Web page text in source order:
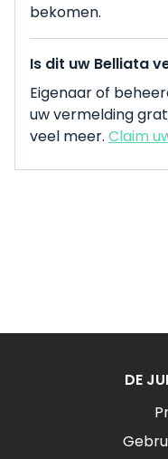
bekomen.
Is dit uw Belliata
Eigenaar of
uw vermelding
veel meer. Claim
DE